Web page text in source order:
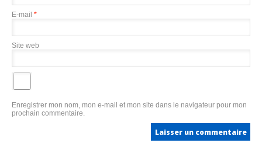
E-mail *
Site web
Enregistrer mon nom, mon e-mail et mon site dans le navigateur pour mon
prochain commentaire.